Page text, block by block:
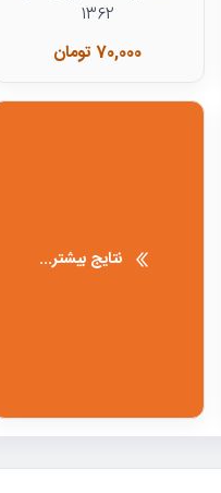
1362
70,000 تومان
نتایج بیشتر...